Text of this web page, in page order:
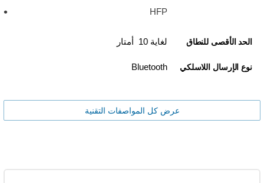
HFP
الحد الأقصى للنطاق لغاية 10 أمتار
نوع الإرسال اللاسلكي Bluetooth
عرض كل المواصفات التقنية